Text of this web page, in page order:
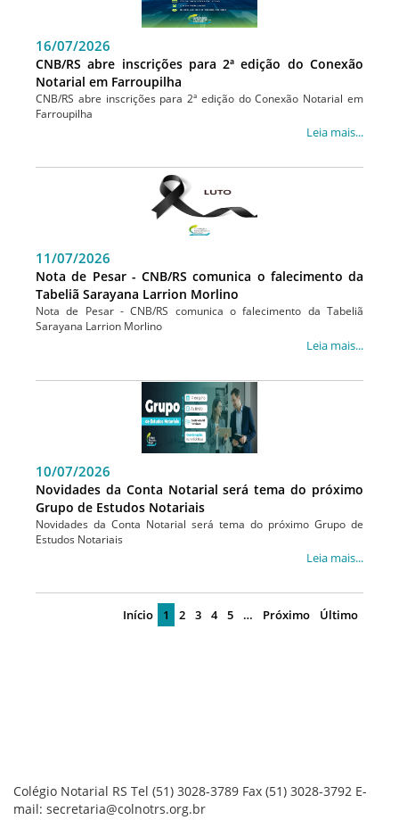
16/07/2026
CNB/RS abre inscrições para 2ª edição do Conexão
Notarial em Farroupilha
CNB/RS abre inscrições para 2ª edição do Conexão Notarial em
Farroupilha
Leia mais...
11/07/2026
Nota de Pesar - CNB/RS comunica o falecimento da
Tabeliã Sarayana Larrion Morlino
Nota de Pesar - CNB/RS comunica o falecimento da Tabeliã
Sarayana Larrion Morlino
Leia mais...
10/07/2026
Novidades da Conta Notarial será tema do próximo
Grupo de Estudos Notariais
Novidades da Conta Notarial será tema do próximo Grupo de
Estudos Notariais
Leia mais...
Início 1 2 3 4 5 … Próximo Último
Colégio Notarial RS Tel (51) 3028-3789 Fax (51) 3028-3792 E-
mail: secretaria@colnotrs.org.br